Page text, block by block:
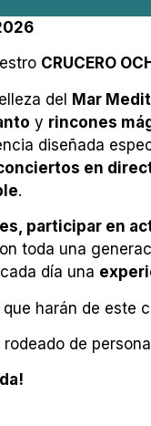
CRUCERO
del Mar
y rincones
diseñada
en
.
participar en
toda una
día una
que harán de este
de